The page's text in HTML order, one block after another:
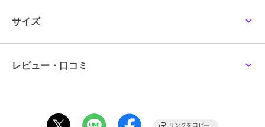
けません。\nあしからず、ご了承くださいませ。
この商品は、不良品のみ返品を承ります
ング
サイズ
レビュー・口コミ